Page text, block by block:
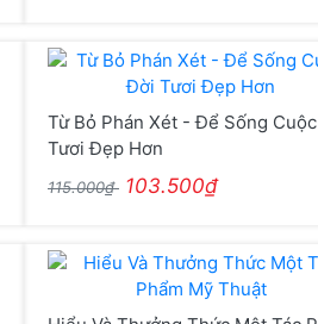
Từ Bỏ Phán Xét - Để Sống
Tươi Đẹp Hơn
115.000₫ 103.500₫